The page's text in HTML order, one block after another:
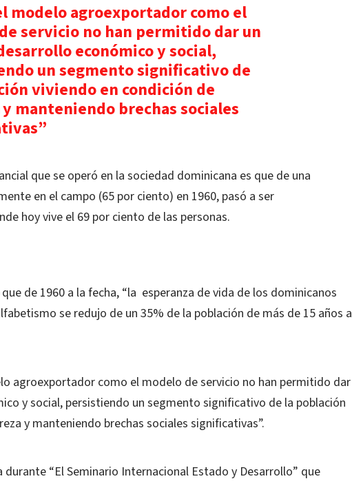
modelo agroexportador como el
servicio no han permitido dar un
económico y social,
un segmento significativo de
viviendo en condición de
manteniendo brechas sociales
que se operó en la sociedad dominicana es que de una
en el campo (65 por ciento) en 1960, pasó a ser
hoy vive el 69 por ciento de las personas.
de 1960 a la fecha, “la esperanza de vida de los dominicanos
se redujo de un 35% de la población de más de 15 años a
agroexportador como el modelo de servicio no han permitido dar
y social, persistiendo un segmento significativo de la población
y manteniendo brechas sociales significativas”.
“El Seminario Internacional Estado y Desarrollo” que